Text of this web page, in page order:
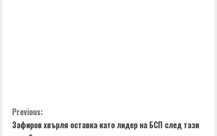
C
Previous:
Зафиров хвърля оставка като лидер на БСП след тази